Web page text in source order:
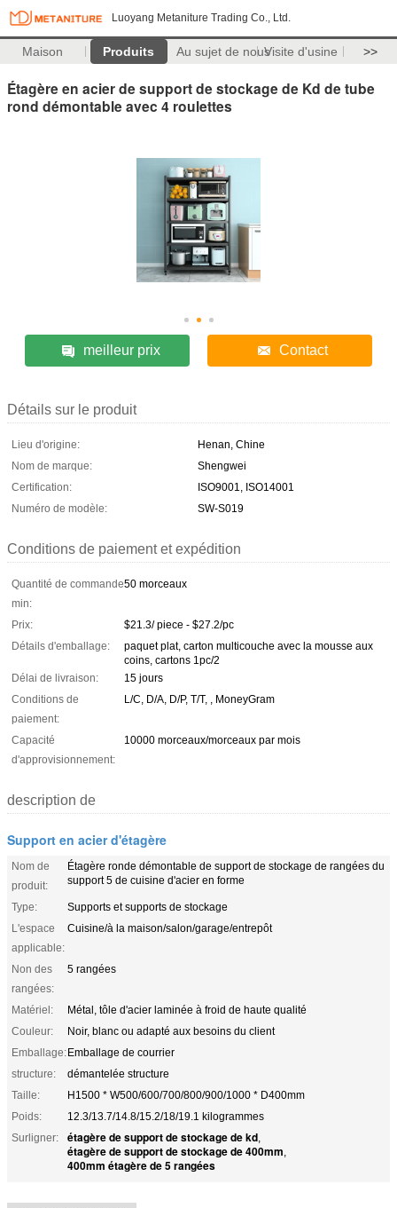
Luoyang Metaniture Trading Co., Ltd.
Maison Produits Au sujet de nousVisite d'usine >>
Étagère en acier de support de stockage de Kd de tube
rond démontable avec 4 roulettes
meilleur prix Contact
Détails sur le produit
Lieu d'origine:
Henan, Chine
Nom de marque:
Shengwei
Certification:
ISO9001, ISO14001
Numéro de modèle:
SW-S019
Conditions de paiement et expédition
Quantité de commande
min:
50 morceaux
Prix:
$21.3/ piece - $27.2/pc
Détails d'emballage:
paquet plat, carton multicouche avec la mousse aux
coins, cartons 1pc/2
Délai de livraison:
15 jours
Conditions de
paiement:
L/C, D/A, D/P, T/T, , MoneyGram
Capacité
d'approvisionnement:
10000 morceaux/morceaux par mois
description de
Support en acier d'étagère
Nom de
produit:
Étagère ronde démontable de support de stockage de rangées du
support 5 de cuisine d'acier en forme
Type:
Supports et supports de stockage
L'espace
applicable:
Cuisine/à la maison/salon/garage/entrepôt
Non des
rangées:
5 rangées
Matériel:
Métal, tôle d'acier laminée à froid de haute qualité
Couleur:
Noir, blanc ou adapté aux besoins du client
Emballage:Emballage de courrier
structure:
démantelée structure
Taille:
H1500 * W500/600/700/800/900/1000 * D400mm
Poids:
12.3/13.7/14.8/15.2/18/19.1 kilogrammes
Surligner:
étagère de support de stockage de kd,
étagère de support de stockage de 400mm,
400mm étagère de 5 rangées